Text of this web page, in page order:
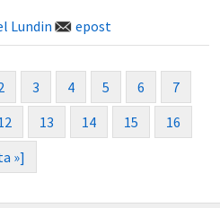
Lundin epost
3 4 5 6
7
13 14 15
16
»]